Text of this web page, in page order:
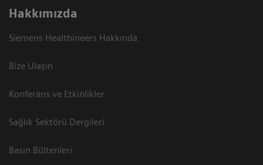
Hakkımızda
Siemens Healthineers Hakkında
Bize Ulaşın
Konferans ve Etkinlikler
Sağlık Sektörü Dergileri
Basın Bültenleri